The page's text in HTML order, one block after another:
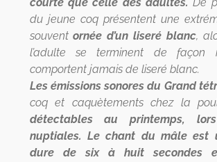
du jeune coq présentent une
souventornée d’un liseré blanc,
l’adulte se terminent de façon
comportent jamais de liseré blanc.
Les émissions sonores du Grand
coq et caquètements chez la
détectables au printemps,
nuptiales. Le chant du mâle est
dure de six à huit secondes